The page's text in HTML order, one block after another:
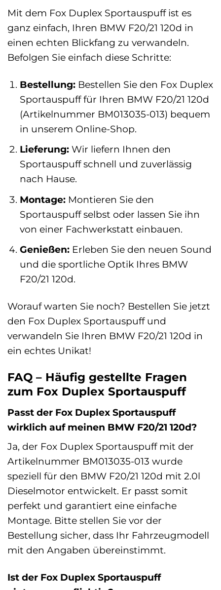
Mit dem Fox Duplex Sportauspuff ist es
ganz einfach, Ihren BMW F20/21 120d in
einen echten Blickfang zu verwandeln.
Befolgen Sie einfach diese Schritte:
Bestellung:Bestellen Sie den Fox Duplex
Sportauspuff für Ihren BMW F20/21 120d
(Artikelnummer BM013035-013) bequem
in unserem Online-Shop.
Lieferung:Wir liefern Ihnen den
Sportauspuff schnell und zuverlässig
nach Hause.
Montage:Montieren Sie den
Sportauspuff selbst oder lassen Sie ihn
von einer Fachwerkstatt einbauen.
Genießen:Erleben Sie den neuen Sound
und die sportliche Optik Ihres BMW
F20/21 120d.
Worauf warten Sie noch? Bestellen Sie jetzt
den Fox Duplex Sportauspuff und
verwandeln Sie Ihren BMW F20/21 120d in
ein echtes Unikat!
FAQ – Häufig gestellte Fragen
zum Fox Duplex Sportauspuff
Passt der Fox Duplex Sportauspuff
wirklich auf meinen BMW F20/21 120d?
Ja, der Fox Duplex Sportauspuff mit der
Artikelnummer BM013035-013 wurde
speziell für den BMW F20/21 120d mit 2.0l
Dieselmotor entwickelt. Er passt somit
perfekt und garantiert eine einfache
Montage. Bitte stellen Sie vor der
Bestellung sicher, dass Ihr Fahrzeugmodell
mit den Angaben übereinstimmt.
Ist der Fox Duplex Sportauspuff